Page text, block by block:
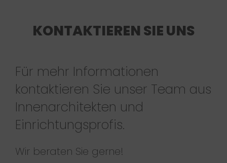
KONTAKTIEREN SIE UNS
Für mehr Informationen
kontaktieren Sie unser Team aus
Innenarchitekten und
Einrichtungsprofis.
Wir beraten Sie gerne!